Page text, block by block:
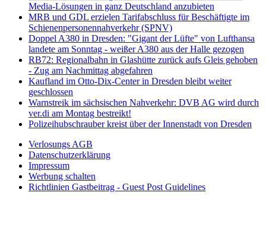
Media-Lösungen in ganz Deutschland anzubieten
MRB und GDL erzielen Tarifabschluss für Beschäftigte im
Schienenpersonennahverkehr (SPNV)
Doppel A380 in Dresden: "Gigant der Lüfte" von Lufthansa
landete am Sonntag - weißer A380 aus der Halle gezogen
RB72: Regionalbahn in Glashütte zurück aufs Gleis gehoben
- Zug am Nachmittag abgefahren
Kaufland im Otto-Dix-Center in Dresden bleibt weiter
geschlossen
Warnstreik im sächsischen Nahverkehr: DVB AG wird durch
ver.di am Montag bestreikt!
Polizeihubschrauber kreist über der Innenstadt von Dresden
Verlosungs AGB
Datenschutzerklärung
Impressum
Werbung schalten
Richtlinien Gastbeitrag - Guest Post Guidelines